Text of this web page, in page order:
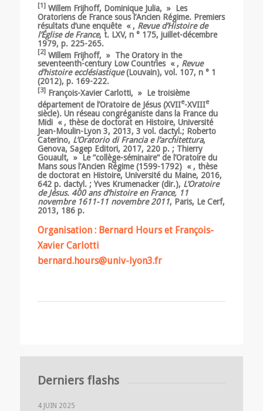
[1]Willem Frijhoff, Dominique Julia, » Les
Oratoriens de France sous l’Ancien Régime. Premiers
résultats d’une enquête « , Revue d’Histoire de
l’Église de France, t. LXV, n ° 175, juillet-décembre
1979, p. 225-265.
[2]Willem Frijhoff, » The Oratory in the
seventeenth-century Low Countries « , Revue
d’histoire ecclésiastique(Louvain), vol. 107, n ° 1
(2012), p. 169-222.
[3]François-Xavier Carlotti, » Le troisième
département de l’Oratoire de Jésus (XVIIe-XVIIIe
siècle). Un réseau congréganiste dans la France du
Midi « , thèse de doctorat en Histoire, Université
Jean-Moulin-Lyon 3, 2013, 3 vol. dactyl.; Roberto
Caterino, L’Oratorio di Francia e l’architettura,
Genova, Sagep Editori, 2017, 220 p. ; Thierry
Gouault, » Le “collège-séminaire“ de l’Oratoire du
Mans sous l’Ancien Régime (1599-1792) « , thèse
de doctorat en Histoire, Université du Maine, 2016,
642 p. dactyl. ; Yves Krumenacker (dir.), L’Oratoire
de Jésus. 400 ans d’histoire en France, 11
novembre 1611-11 novembre 2011, Paris, Le Cerf,
2013, 186 p.
Organisation : Bernard Hours et François-
Xavier Carlotti
bernard.hours@univ-lyon3.fr
Derniers flashs
4 JUIN 2025